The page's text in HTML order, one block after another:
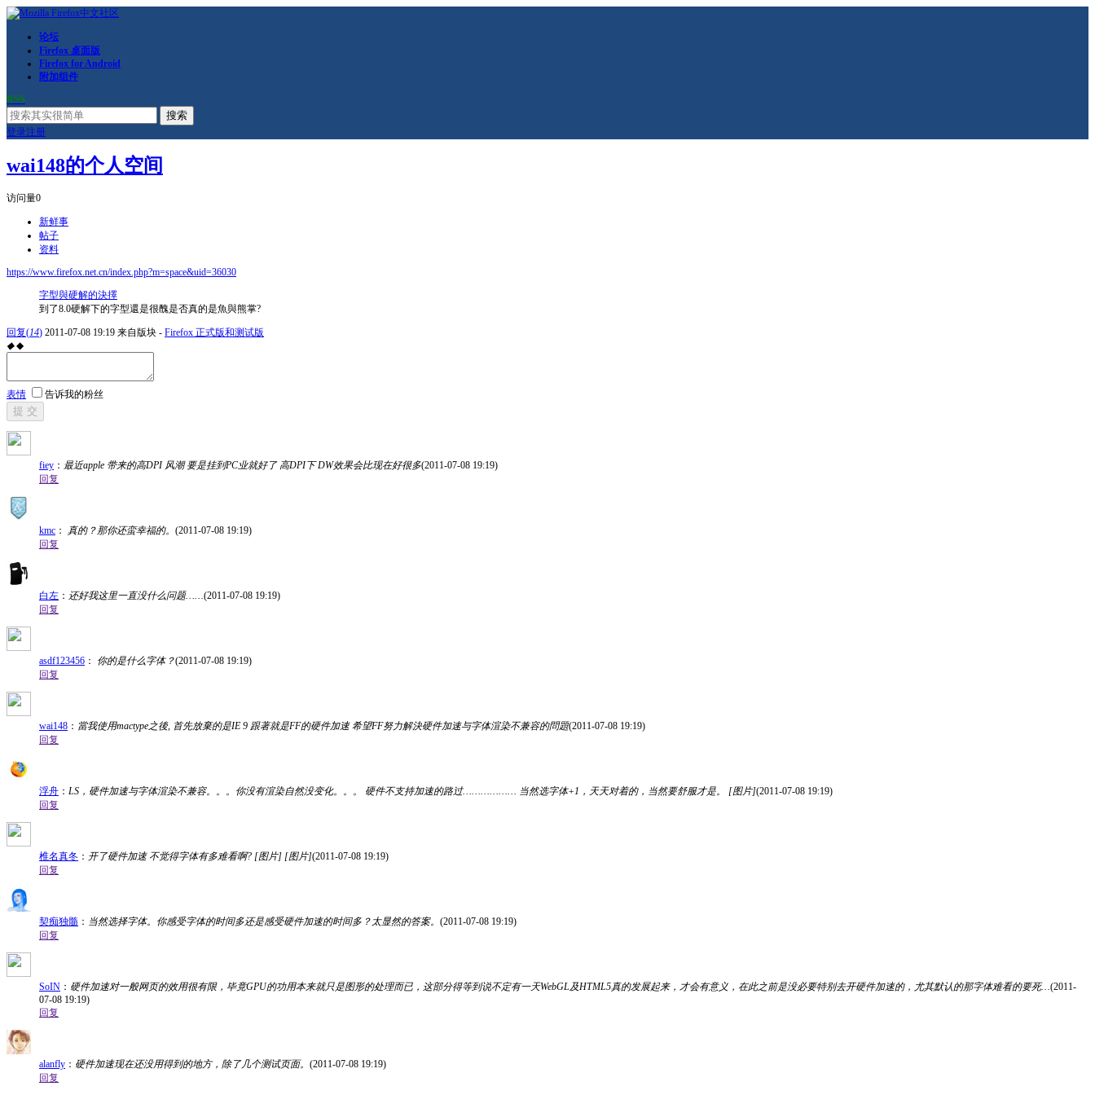
论坛
Firefox 桌面版
Firefox for Android
附加组件
RSS
搜索
登录注册
wai148的个人空间
访问量0
新鲜事
帖子
资料
https://www.firefox.net.cn/index.php?m=space&uid=36030
字型與硬解的決擇
到了8.0硬解下的字型還是很醜是否真的是魚與熊掌?
回复(14) 2011-07-08 19:19 来自版块 - Firefox 正式版和测试版
◆ ◆
表情 告诉我的粉丝
提 交
fiey ： 最近apple 带来的高DPI 风潮 要是挂到PC业就好了 高DPI下 DW效果会比现在好很多(2011-07-08 19:19)
回复
kmc ： 真的？那你还蛮幸福的。 (2011-07-08 19:19)
回复
白左 ： 还好我这里一直没什么问题……(2011-07-08 19:19)
回复
asdf123456 ： 你的是什么字体？(2011-07-08 19:19)
回复
wai148 ： 當我使用mactype之後, 首先放棄的是IE 9 跟著就是FF的硬件加速 希望FF努力解決硬件加速与字体渲染不兼容的問題(2011-07-08 19:19)
回复
浮舟 ： LS，硬件加速与字体渲染不兼容。。。你没有渲染自然没变化。。。 硬件不支持加速的路过……………… 当然选字体+1，天天对着的，当然要舒服才是。 [图片](2011-07-08 19:19)
回复
椎名真冬 ： 开了硬件加速 不觉得字体有多难看啊? [图片] [图片](2011-07-08 19:19)
回复
契痴独髓 ： 当然选择字体。你感受字体的时间多还是感受硬件加速的时间多？太显然的答案。 (2011-07-08 19:19)
回复
SoIN ： 硬件加速对一般网页的效用很有限，毕竟GPU的功用本来就只是图形的处理而已，这部分得等到说不定有一天WebGL及HTML5真的发展起来，才会有意义，在此之前是没必要特别去开硬件加速的，尤其默认的那字体难看的要死…(2011-
07-08 19:19)
回复
alanfly ： 硬件加速现在还没用得到的地方，除了几个测试页面。 (2011-07-08 19:19)
回复